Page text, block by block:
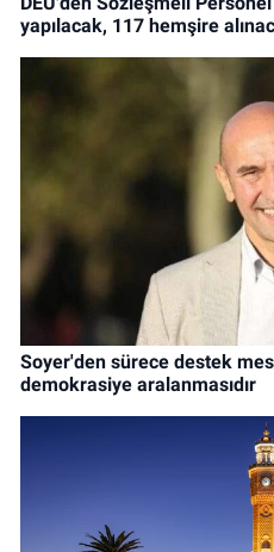
yapılacak, 117 hemşire
Soyer'den sürece destek
demokrasiye aralanmasıdır